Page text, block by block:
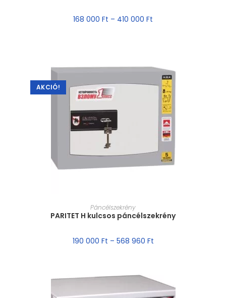
168 000 Ft – 410 000 Ft
AKCIÓ!
MÉRET VÁLASZTÁSA
Páncélszekrény
PARITET H kulcsos páncélszekrény
190 000 Ft – 568 960 Ft